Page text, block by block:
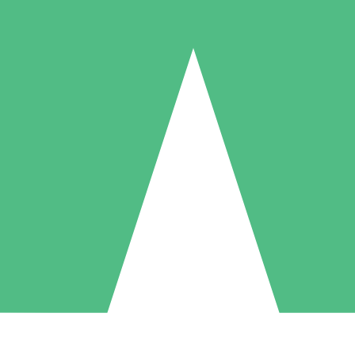
Individuella Kreditpaket
per användning med nedladdningskrediter. Inget månatligt åtagande
5 Nedladdningar
US$